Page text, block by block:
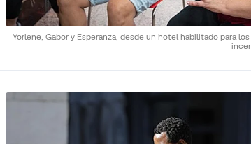
Yorlene, Gabor y Esperanza, desde un hotel habilitado para